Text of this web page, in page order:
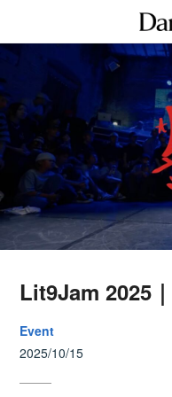
Lit9Jam 2025
Event
2025/10/15